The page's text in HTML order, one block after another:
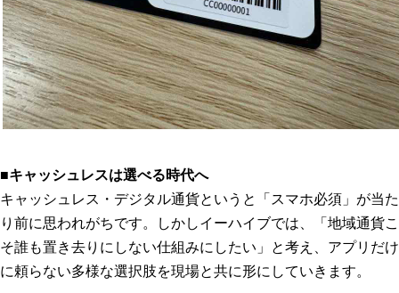
■キャッシュレスは選べる時代へ
キャッシュレス・デジタル通貨というと「スマホ必須」が当た
り前に思われがちです。しかしイーハイブでは、「地域通貨こ
そ誰も置き去りにしない仕組みにしたい」と考え、アプリだけ
に頼らない多様な選択肢を現場と共に形にしていきます。